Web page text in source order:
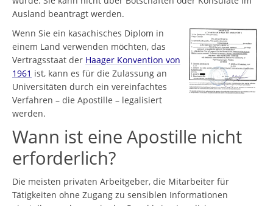
Ausland beantragt werden.
Wenn Sie ein kasachisches Diplom in
einem Land verwenden möchten, das
Vertragsstaat der Haager Konvention von
1961 ist, kann es für die Zulassung an
Universitäten durch ein vereinfachtes
Verfahren – die Apostille – legalisiert
werden.
Wann ist eine Apostille nicht
erforderlich?
Die meisten privaten Arbeitgeber, die Mitarbeiter für
Tätigkeiten ohne Zugang zu sensiblen Informationen